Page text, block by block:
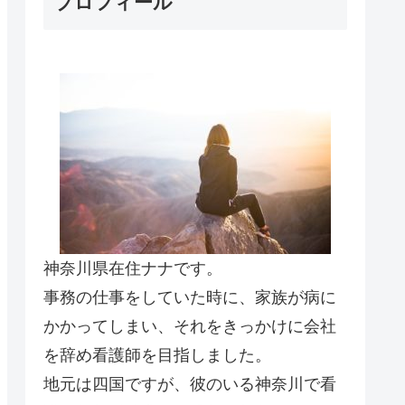
神奈川県在住ナナです。
事務の仕事をしていた時に、家族が病に
かかってしまい、それをきっかけに会社
を辞め看護師を目指しました。
地元は四国ですが、彼のいる神奈川で看